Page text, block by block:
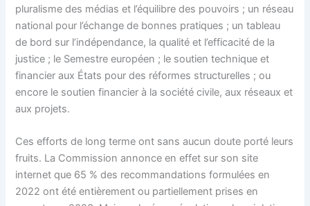
pluralisme des médias et l’équilibre des pouvoirs ; un réseau
national pour l’échange de bonnes pratiques ; un tableau
de bord sur l’indépendance, la qualité et l’efficacité de la
justice ; le Semestre européen ; le soutien technique et
financier aux États pour des réformes structurelles ; ou
encore le soutien financier à la société civile, aux réseaux et
aux projets.
Ces efforts de long terme ont sans aucun doute porté leurs
fruits. La Commission annonce en effet sur son site
internet que 65 % des recommandations formulées en
2022 ont été entièrement ou partiellement prises en